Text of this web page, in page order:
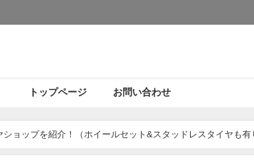
トップページ お問い合わせ
ョップを紹介！（ホイールセット&スタッドレスタイヤも有